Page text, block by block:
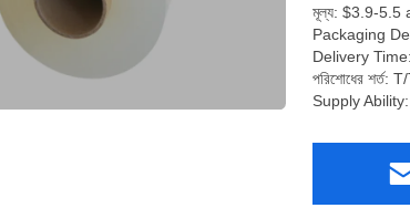
মূল্য: $3.9-5.5
Packaging
Delivery
পরিশোধের শর্ত:
Supply